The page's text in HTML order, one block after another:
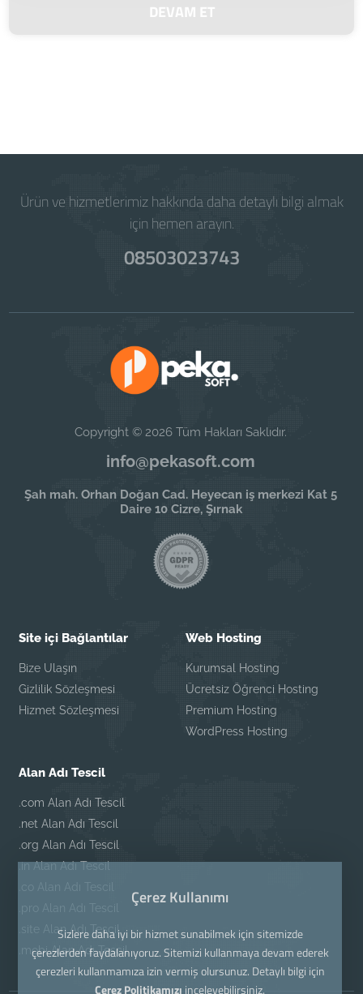
DEVAM ET
Ürün ve hizmetlerimiz hakkında daha detaylı bilgi almak
için hemen arayın.
08503023743
Copyright © 2026 Tüm Hakları Saklıdır.
info@pekasoft.com
Şah mah. Orhan Doğan Cad. Heyecan iş merkezi Kat 5
Daire 10 Cizre, Şırnak
Site içi Bağlantılar
Bize Ulaşın
Gizlilik Sözleşmesi
Hizmet Sözleşmesi
Web Hosting
Kurumsal Hosting
Ücretsiz Öğrenci Hosting
Premium Hosting
WordPress Hosting
Alan Adı Tescil
.com Alan Adı Tescil
.net Alan Adı Tescil
.org Alan Adı Tescil
.in Alan Adı Tescil
.co Alan Adı Tescil
.pro Alan Adı Tescil
.site Alan Adı Tescil
.mobi Alan Adı Tescil
Çerez Kullanımı
Sizlere daha iyi bir hizmet sunabilmek için sitemizde
çerezlerden faydalanıyoruz. Sitemizi kullanmaya devam ederek
çerezleri kullanmamıza izin vermiş olursunuz. Detaylı bilgi için
Çerez Politikamızı inceleyebilirsiniz.